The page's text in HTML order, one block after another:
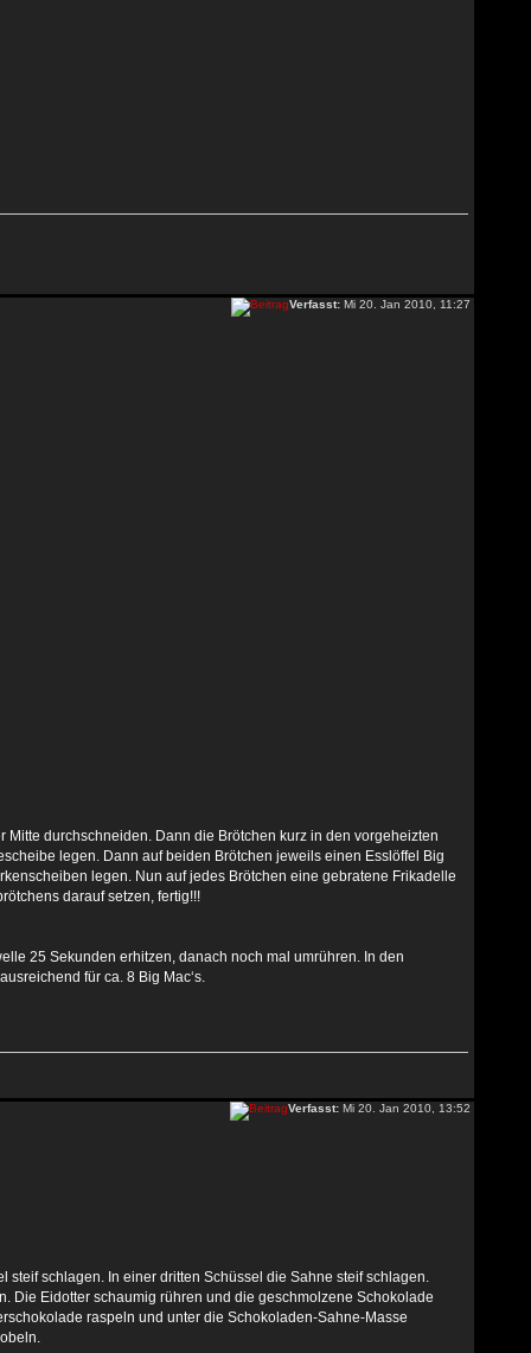
Verfasst: Mi 20. Jan 2010, 11:27
durchschneiden. Dann die Brötchen kurz in den vorgeheizten
legen. Dann auf beiden Brötchen jeweils einen Esslöffel Big
legen. Nun auf jedes Brötchen eine gebratene Frikadelle
darauf setzen, fertig!!!
25 Sekunden erhitzen, danach noch mal umrühren. In den
für ca. 8 Big Mac‘s.
Verfasst: Mi 20. Jan 2010, 13:52
schlagen. In einer dritten Schüssel die Sahne steif schlagen.
Die Eidotter schaumig rühren und die geschmolzene Schokolade
raspeln und unter die Schokoladen-Sahne-Masse